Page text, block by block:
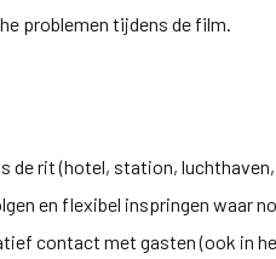
problemen tijdens de film.
de rit (hotel, station,
en flexibel inspringen waar
contact met gasten (ook in